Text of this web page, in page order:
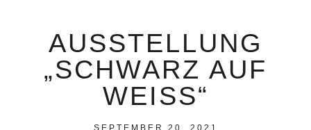
AUSSTELLUNG
„SCHWARZ AUF
WEISS“